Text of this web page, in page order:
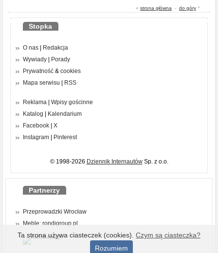
« strona główna - do góry ^
Stopka
O nas
Redakcja
Wywiady
Porady
Prywatność & cookies
Mapa serwisu
RSS
Reklama
Wpisy gościnne
Katalog
Kalendarium
Facebook
X
Instagram
Pinterest
© 1998-2026 Dziennik InternautówSp. z o.o.
Partnerzy
Przeprowadzki Wrocław
Meble: rondigroup.pl
Ta strona używa ciasteczek (cookies). Czym są ciasteczka?
Rozumiem